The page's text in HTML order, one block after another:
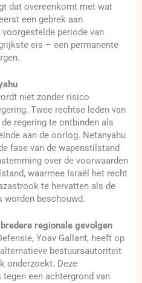
dat overeenkomt met wat
een gebrek aan
periode van
eis – een permanente
niet zonder risico
Twee rechtse leden van
regering te ontbinden als
aan de oorlog. Netanyahu
fase van de wapenstilstand
over de voorwaarden
waarmee Israël het recht
te hervatten als de
worden beschouwd.
regionale gevolgen
Yoav Gallant, heeft op
bestuursautoriteit
onderzoekt. Deze
een achtergrond van